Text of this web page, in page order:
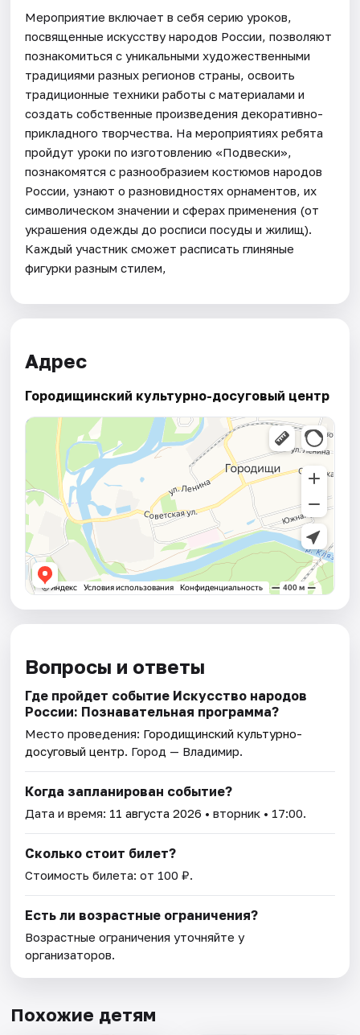
Мероприятие включает в себя серию уроков,
посвященные искусству народов России, позволяют
познакомиться с уникальными художественными
традициями разных регионов страны, освоить
традиционные техники работы с материалами и
создать собственные произведения декоративно-
прикладного творчества. На мероприятиях ребята
пройдут уроки по изготовлению «Подвески»,
познакомятся с разнообразием костюмов народов
России, узнают о разновидностях орнаментов, их
символическом значении и сферах применения (от
украшения одежды до росписи посуды и жилищ).
Каждый участник сможет расписать глиняные
фигурки разным стилем,
Адрес
Городищинский культурно-досуговый центр
Вопросы и ответы
Где пройдет событие Искусство народов
России: Познавательная программа?
Место проведения: Городищинский культурно-
досуговый центр. Город — Владимир.
Когда запланирован событие?
Дата и время: 11 августа 2026 • вторник • 17:00.
Сколько стоит билет?
Стоимость билета: от 100 ₽.
Есть ли возрастные ограничения?
Возрастные ограничения уточняйте у
организаторов.
Похожие детям